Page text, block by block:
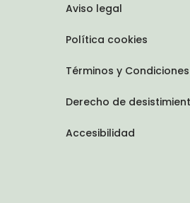
Aviso legal
Política cookies
Términos y
Derecho de
Accesibilidad